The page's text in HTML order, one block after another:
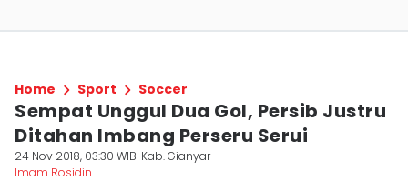
Home Sport Soccer
Sempat Unggul Dua Gol, Persib Justru
Ditahan Imbang Perseru Serui
24 Nov 2018, 03:30 WIB Kab. Gianyar
Imam Rosidin